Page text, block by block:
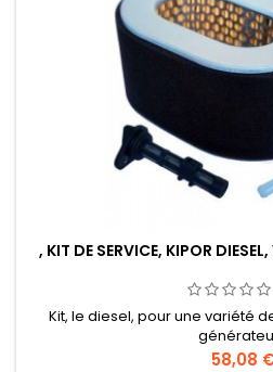
, KIT DE SERVICE, KIPOR
Kit, le diesel, pour une variété
Prix
58,08